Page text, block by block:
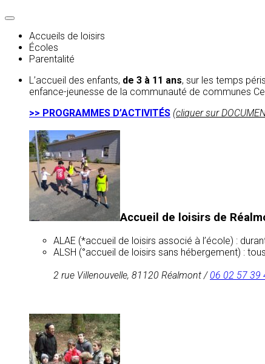
Accueils de loisirs
Écoles
Parentalité
L’accueil des enfants, de 3 à 11 ans, sur les temps
enfance-jeunesse de la communauté de communes
>> PROGRAMMES D’ACTIVITÉS (cliquer sur
Accueil de loisirs de
ALAE (*accueil de loisirs associé à l’école) :
ALSH (°accueil de loisirs sans hébergement) :
2 rue Villenouvelle, 81120 Réalmont /06 02 57 39